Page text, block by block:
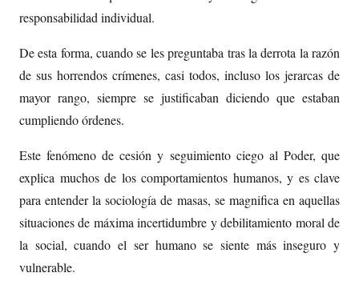
responsabilidad individual.
De esta forma, cuando se les preguntaba tras la derrota la razón
de sus horrendos crímenes, casi todos, incluso los jerarcas de
mayor rango, siempre se justificaban diciendo que estaban
cumpliendo órdenes.
Este fenómeno de cesión y seguimiento ciego al Poder, que
explica muchos de los comportamientos humanos, y es clave
para entender la sociología de masas, se magnifica en aquellas
situaciones de máxima incertidumbre y debilitamiento moral de
la social, cuando el ser humano se siente más inseguro y
vulnerable.